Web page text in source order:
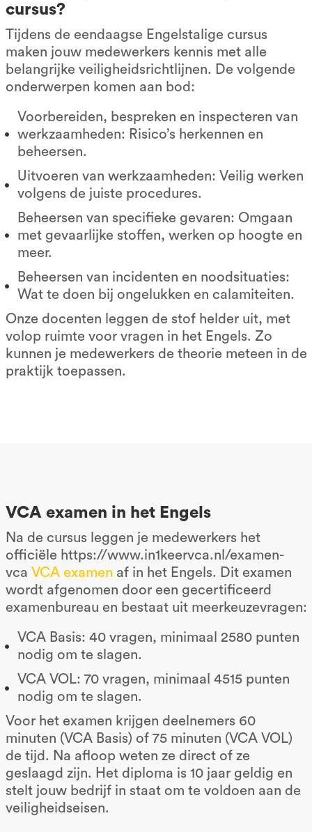
cursus?
Tijdens de eendaagse Engelstalige cursus
maken jouw medewerkers kennis met alle
belangrijke veiligheidsrichtlijnen. De volgende
onderwerpen komen aan bod:
Voorbereiden, bespreken en inspecteren van
werkzaamheden: Risico’s herkennen en
beheersen.
Uitvoeren van werkzaamheden: Veilig werken
volgens de juiste procedures.
Beheersen van specifieke gevaren: Omgaan
met gevaarlijke stoffen, werken op hoogte en
meer.
Beheersen van incidenten en noodsituaties:
Wat te doen bij ongelukken en calamiteiten.
Onze docenten leggen de stof helder uit, met
volop ruimte voor vragen in het Engels. Zo
kunnen je medewerkers de theorie meteen in de
praktijk toepassen.
VCA examen in het Engels
Na de cursus leggen je medewerkers het
officiële https://www.in1keervca.nl/examen-
vca VCA examen af in het Engels. Dit examen
wordt afgenomen door een gecertificeerd
examenbureau en bestaat uit meerkeuzevragen:
VCA Basis: 40 vragen, minimaal 2580 punten
nodig om te slagen.
VCA VOL: 70 vragen, minimaal 4515 punten
nodig om te slagen.
Voor het examen krijgen deelnemers 60
minuten (VCA Basis) of 75 minuten (VCA VOL)
de tijd. Na afloop weten ze direct of ze
geslaagd zijn. Het diploma is 10 jaar geldig en
stelt jouw bedrijf in staat om te voldoen aan de
veiligheidseisen.